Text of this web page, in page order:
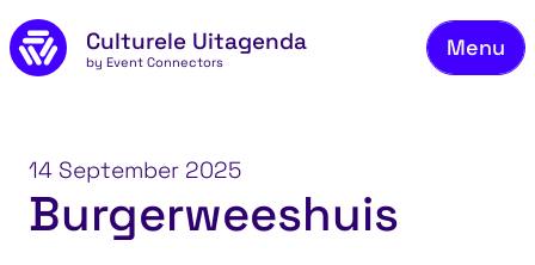
Skip to main content
Culturele Uitagenda
by Event Connectors
Menu
14 September 2025
Burgerweeshuis